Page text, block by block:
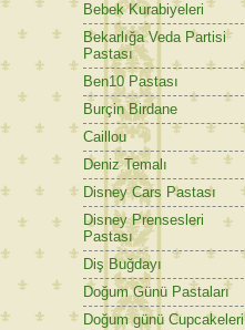
Bebek Kurabiyeleri
Bekarlığa Veda Partisi
Pastası
Ben10 Pastası
Burçin Birdane
Caillou
Deniz Temalı
Disney Cars Pastası
Disney Prensesleri
Pastası
Diş Buğdayı
Doğum Günü Pastaları
Doğum günü Cupcakeleri